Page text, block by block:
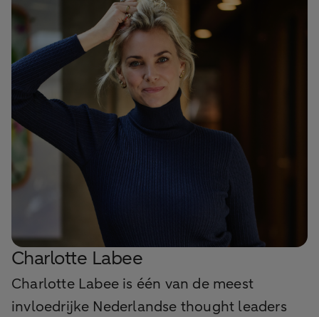
Charlotte Labee
Charlotte Labee is één van de meest
invloedrijke Nederlandse thought leaders